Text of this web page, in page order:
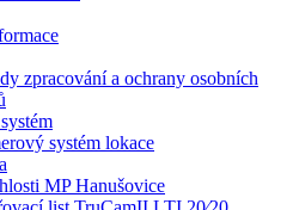
zpracování a ochrany osobních
systém lokace
MP Hanušovice